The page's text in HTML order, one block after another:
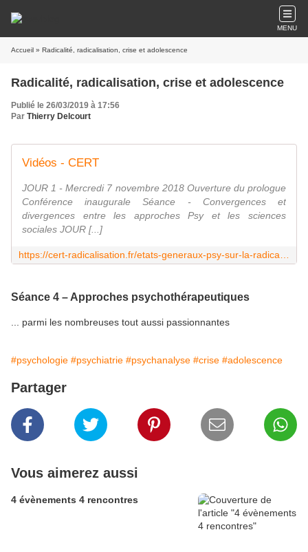
MENU
Accueil » Radicalité, radicalisation, crise et adolescence
Radicalité, radicalisation, crise et adolescence
Publié le 26/03/2019 à 17:56
Par Thierry Delcourt
Vidéos - CERT
JOUR 1 - Mercredi 7 novembre 2018 Ouverture du prologue
Conférence inaugurale Séance - Convergences et
divergences entre les approches Psy et les sciences
sociales JOUR [...]
Séance 4 – Approches psychothérapeutiques
... parmi les nombreuses tout aussi passionnantes
#psychologie #psychiatrie #psychanalyse #crise #adolescence
Partager
Vous aimerez aussi
4 évènements 4 rencontres